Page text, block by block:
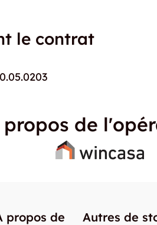
le contrat
de
propos de
Autres de